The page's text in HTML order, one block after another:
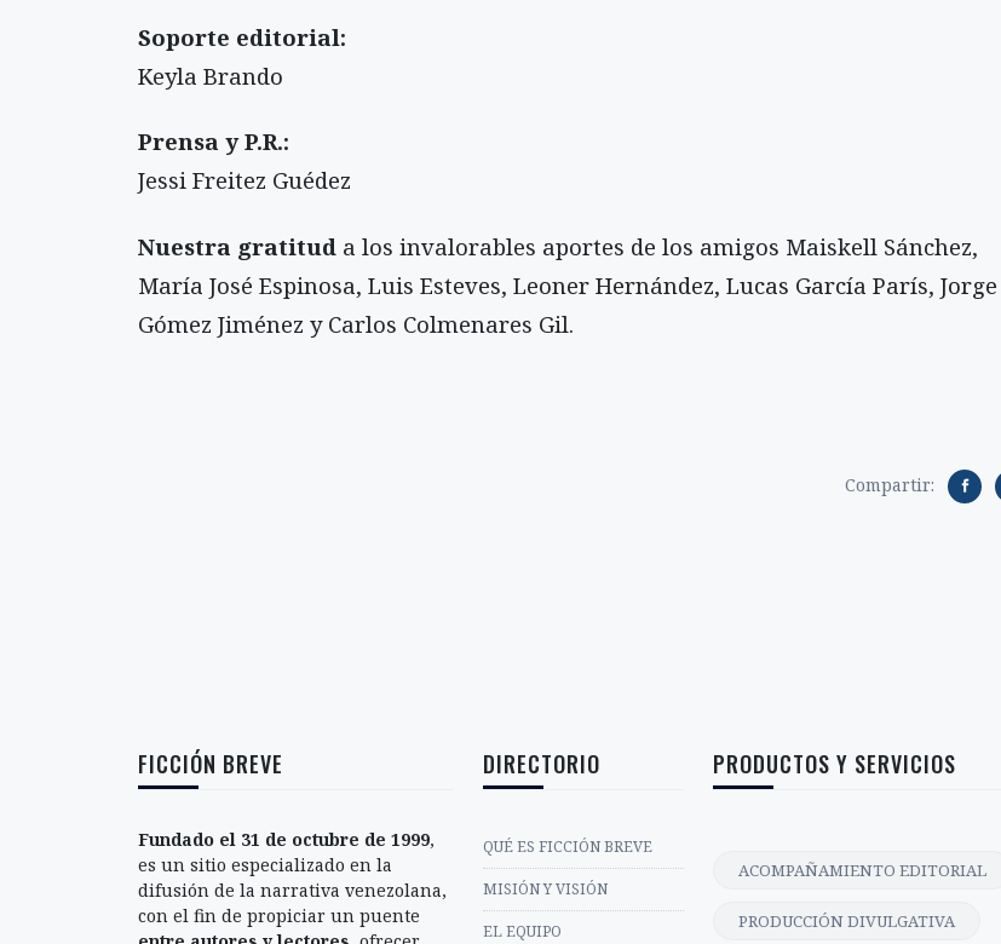
Soporte editorial:
Keyla Brando
Prensa y P.R.:
Jessi Freitez Guédez
Nuestra gratitud a los invalorables aportes de los amigos Maiskell Sánchez,
María José Espinosa, Luis Esteves, Leoner Hernández, Lucas García París, Jorge
Gómez Jiménez y Carlos Colmenares Gil.
Compartir:
FICCIÓN BREVE
Fundado el 31 de octubre de 1999,
es un sitio especializado en la
difusión de la narrativa venezolana,
con el fin de propiciar un puente
DIRECTORIO
QUÉ ES FICCIÓN BREVE
MISIÓN Y VISIÓN
EL EQUIPO
PRODUCTOS Y SERVICIOS
ACOMPAÑAMIENTO EDITORIAL
PRODUCCIÓN DIVULGATIVA